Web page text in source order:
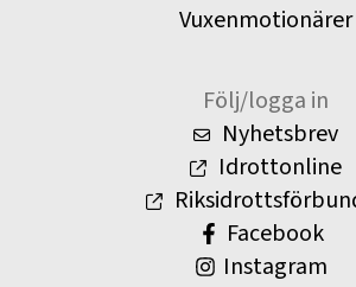
Vuxenmotionärer
Följ/logga in
Nyhetsbrev
Idrottonline
Facebook
Instagram